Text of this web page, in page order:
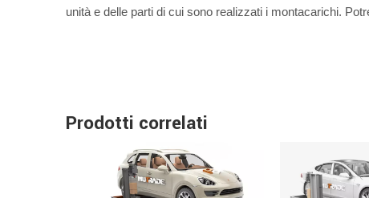
unità e delle parti di cui sono realizzati i montacarichi.
Prodotti correlati